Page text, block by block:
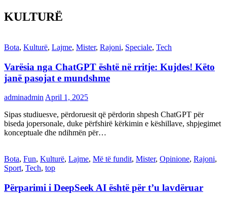
KULTURË
Bota, Kulturë, Lajme, Mister, Rajoni, Speciale, Tech
Varësia nga ChatGPT është në rritje: Kujdes! Këto
janë pasojat e mundshme
adminadmin April 1, 2025
Sipas studiuesve, përdoruesit që përdorin shpesh ChatGPT për
biseda jopersonale, duke përfshirë kërkimin e këshillave, shpjegimet
konceptuale dhe ndihmën për…
Bota, Fun, Kulturë, Lajme, Më të fundit, Mister, Opinione, Rajoni,
Sport, Tech, top
Përparimi i DeepSeek AI është për t’u lavdëruar